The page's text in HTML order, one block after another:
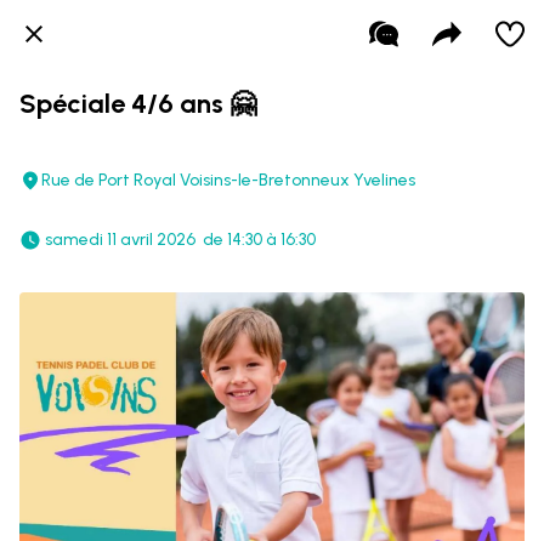
Spéciale 4/6 ans 🤗
Rue de Port Royal Voisins-le-Bretonneux Yvelines
samedi 11 avril 2026  de 14:30 à 16:30